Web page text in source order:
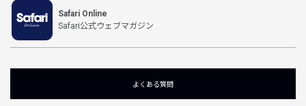
Safari Online
Safari公式ウェブマガジン
よくある質問